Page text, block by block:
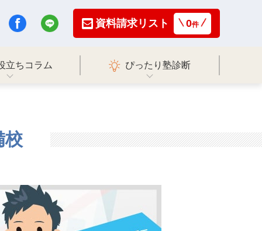
資料請求リスト 0件
立ちコラム ぴったり塾診断
校